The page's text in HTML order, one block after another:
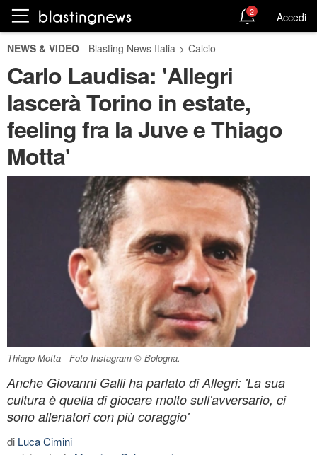
2 Accedi
NEWS & VIDEO Blasting News Italia > Calcio
Carlo Laudisa: 'Allegri
lascerà Torino in estate,
feeling fra la Juve e Thiago
Motta'
Thiago Motta - Foto Instagram © Bologna.
Anche Giovanni Galli ha parlato di Allegri: 'La sua
cultura è quella di giocare molto sull'avversario, ci
sono allenatori con più coraggio'
di Luca Cimini